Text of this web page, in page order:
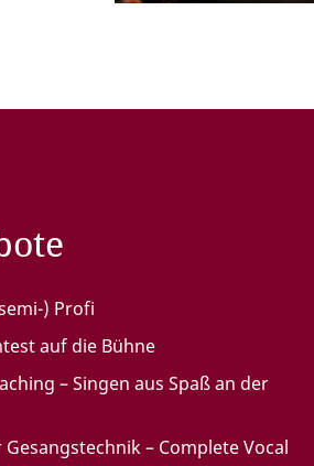
) Profi
auf die Bühne
– Singen aus Spaß an der
– Complete Vocal